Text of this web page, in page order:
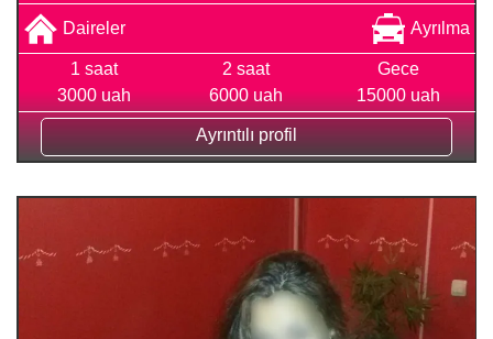
Daireler Ayrılma
1 saat
3000 uah
2 saat
6000 uah
Gece
15000 uah
Ayrıntılı profil